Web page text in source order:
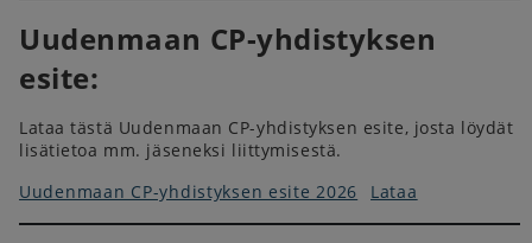
Uudenmaan CP-yhdistyksen
esite:
Lataa tästä Uudenmaan CP-yhdistyksen esite, josta löydät
lisätietoa mm. jäseneksi liittymisestä.
Uudenmaan CP-yhdistyksen esite 2026
Lataa